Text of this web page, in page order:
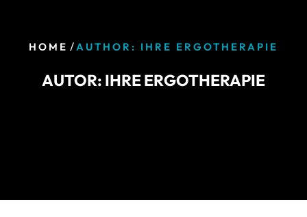
HOME / AUTHOR: IHRE ERGOTHERAPIE
AUTOR: IHRE ERGOTHERAPIE